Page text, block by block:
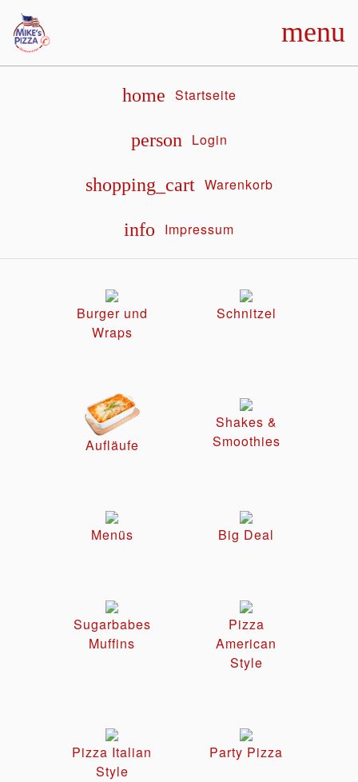
menu
home Startseite
person Login
shopping_cart Warenkorb
info Impressum
Burger und
Wraps
Schnitzel
Aufläufe
Shakes &
Smoothies
Menüs Big Deal
Sugarbabes
Muffins
Pizza
American
Style
Pizza Italian
Style
Party Pizza